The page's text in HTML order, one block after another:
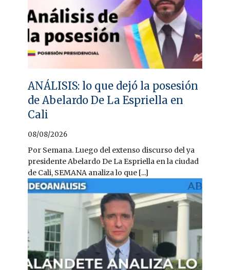
ANÁLISIS: lo que dejó la posesión
de Abelardo De La Espriella en
Cali
08/08/2026
Por Semana. Luego del extenso discurso del ya
presidente Abelardo De La Espriella en la ciudad
de Cali, SEMANA analiza lo que [...]